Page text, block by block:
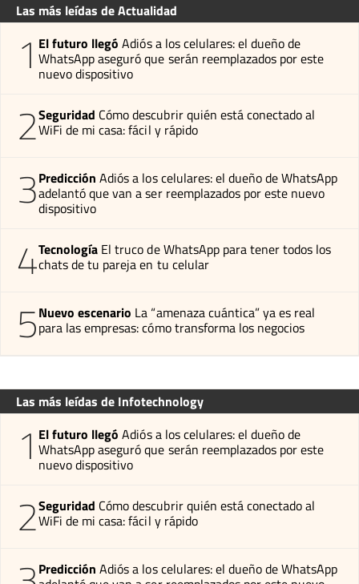
Las más leídas de Actualidad
1 El futuro llegó Adiós a los celulares: el dueño de
WhatsApp aseguró que serán reemplazados por este
nuevo dispositivo
2Seguridad Cómo descubrir quién está conectado al
WiFi de mi casa: fácil y rápido
3Predicción Adiós a los celulares: el dueño de WhatsApp
adelantó que van a ser reemplazados por este nuevo
dispositivo
4Tecnología El truco de WhatsApp para tener todos los
chats de tu pareja en tu celular
5Nuevo escenario La “amenaza cuántica” ya es real
para las empresas: cómo transforma los negocios
Las más leídas de Infotechnology
1 El futuro llegó Adiós a los celulares: el dueño de
WhatsApp aseguró que serán reemplazados por este
nuevo dispositivo
2Seguridad Cómo descubrir quién está conectado al
WiFi de mi casa: fácil y rápido
Predicción Adiós a los celulares: el dueño de WhatsApp